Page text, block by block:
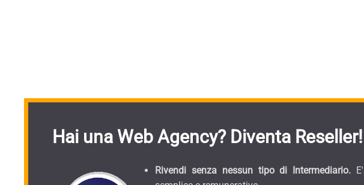
Hai una Web Agency? Diventa Reseller!
Rivendi senza nessun tipo di Intermediario. E'